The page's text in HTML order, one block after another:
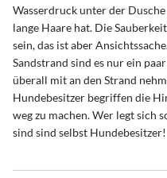
Wasserdruck unter der
lange Haare hat. Die
sein, das ist aber
Sandstrand sind es nur ein
überall mit an den Strand
Hundebesitzer begriffen die
weg zu machen. Wer legt sich
sind sind selbst Hundebesitzer!